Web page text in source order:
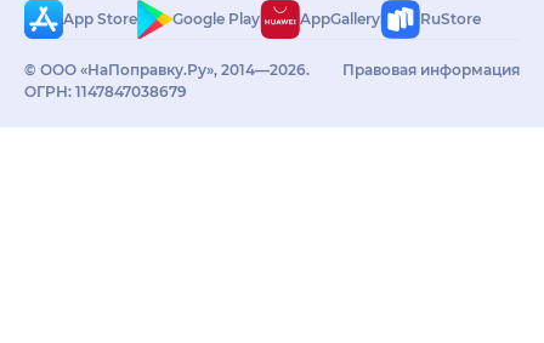
App Store
Google Play AppGallery RuStore
© ООО «НаПоправку.Ру», 2014—2026.
ОГРН: 1147847038679
Правовая информация